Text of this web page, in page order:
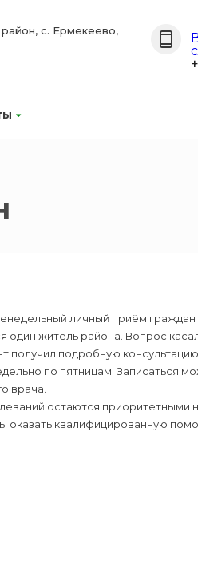
с. Ермекеево,
личный приём граждан
житель района. Вопрос
получил подробную
по пятницам. Записаться
врача.
остаются
оказать квалифицированную